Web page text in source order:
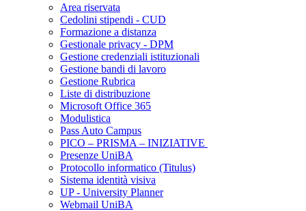
Area riservata
Cedolini stipendi - CUD
Formazione a distanza
Gestionale privacy - DPM
Gestione credenziali istituzionali
Gestione bandi di lavoro
Gestione Rubrica
Liste di distribuzione
Microsoft Office 365
Modulistica
Pass Auto Campus
PICO – PRISMA – INIZIATIVE
Presenze UniBA
Protocollo informatico (Titulus)
Sistema identità visiva
UP - University Planner
Webmail UniBA